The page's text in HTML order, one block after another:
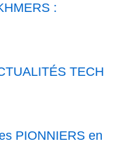
:
TECH
PIONNIERS en